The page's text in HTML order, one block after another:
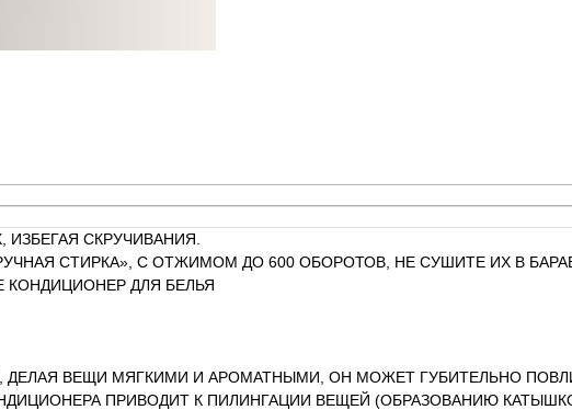
СКРУЧИВАНИЯ.
СТИРКА», С ОТЖИМОМ ДО 600 ОБОРОТОВ, НЕ СУШИТЕ ИХ В
ДЛЯ БЕЛЬЯ
ДЕЛАЯ ВЕЩИ МЯГКИМИ И АРОМАТНЫМИ, ОН МОЖЕТ ГУБИТЕЛЬНО
ПРИВОДИТ К ПИЛИНГАЦИИ ВЕЩЕЙ (ОБРАЗОВАНИЮ